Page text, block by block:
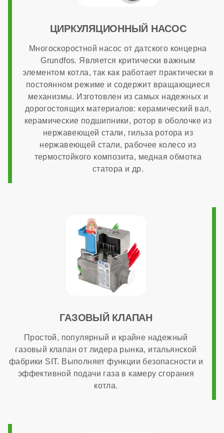
7 лет
ЦИРКУЛЯЦИОННЫЙ НАСОС
Многоскоростной насос от датского концерна
Grundfos. Является критически важным
элементом котла, так как работает практически в
постоянном режиме и содержит вращающиеся
механизмы. Изготовлен из самых надежных и
дорогостоящих материалов: керамический вал,
керамические подшипники, ротор в оболочке из
нержавеющей стали, гильза ротора из
нержавеющей стали, рабочее колесо из
термостойкого композита, медная обмотка
статора и др.
ГАЗОВЫЙ КЛАПАН
Простой, популярный и крайне надежный
газовый клапан от лидера рынка, итальянской
фабрики SIT. Выполняет функции безопасности и
эффективной подачи газа в камеру сгорания
котла.